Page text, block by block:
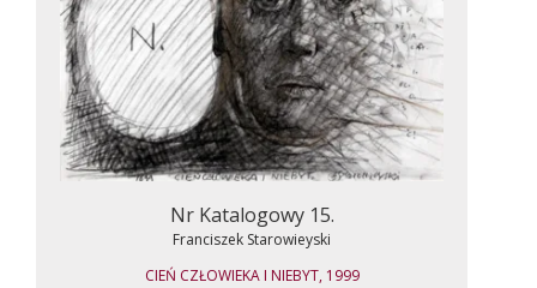
Nr Katalogowy 15.
Franciszek Starowieyski
CIEŃ CZŁOWIEKA I NIEBYT, 1999